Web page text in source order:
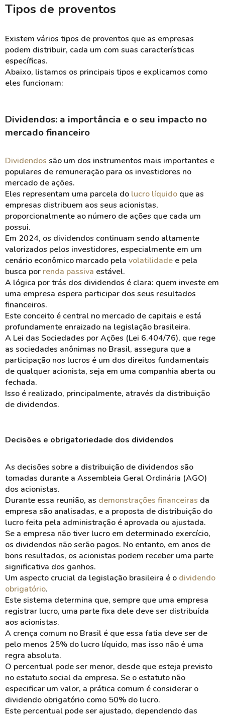
Tipos de proventos
Existem vários tipos de proventos que as empresas
podem distribuir, cada um com suas características
específicas.
Abaixo, listamos os principais tipos e explicamos como
eles funcionam:
Dividendos: a importância e o seu impacto no
mercado financeiro
Dividendos são um dos instrumentos mais importantes e
populares de remuneração para os investidores no
mercado de ações.
Eles representam uma parcela do lucro líquido que as
empresas distribuem aos seus acionistas,
proporcionalmente ao número de ações que cada um
possui.
Em 2024, os dividendos continuam sendo altamente
valorizados pelos investidores, especialmente em um
cenário econômico marcado pela volatilidade e pela
busca por renda passiva estável.
A lógica por trás dos dividendos é clara: quem investe em
uma empresa espera participar dos seus resultados
financeiros.
Este conceito é central no mercado de capitais e está
profundamente enraizado na legislação brasileira.
A Lei das Sociedades por Ações (Lei 6.404/76), que rege
as sociedades anônimas no Brasil, assegura que a
participação nos lucros é um dos direitos fundamentais
de qualquer acionista, seja em uma companhia aberta ou
fechada.
Isso é realizado, principalmente, através da distribuição
de dividendos.
Decisões e obrigatoriedade dos dividendos
As decisões sobre a distribuição de dividendos são
tomadas durante a Assembleia Geral Ordinária (AGO)
dos acionistas.
Durante essa reunião, as demonstrações financeiras da
empresa são analisadas, e a proposta de distribuição do
lucro feita pela administração é aprovada ou ajustada.
Se a empresa não tiver lucro em determinado exercício,
os dividendos não serão pagos. No entanto, em anos de
bons resultados, os acionistas podem receber uma parte
significativa dos ganhos.
Um aspecto crucial da legislação brasileira é o dividendo
obrigatório.
Este sistema determina que, sempre que uma empresa
registrar lucro, uma parte fixa dele deve ser distribuída
aos acionistas.
A crença comum no Brasil é que essa fatia deve ser de
pelo menos 25% do lucro líquido, mas isso não é uma
regra absoluta.
O percentual pode ser menor, desde que esteja previsto
no estatuto social da empresa. Se o estatuto não
especificar um valor, a prática comum é considerar o
dividendo obrigatório como 50% do lucro.
Este percentual pode ser ajustado, dependendo das